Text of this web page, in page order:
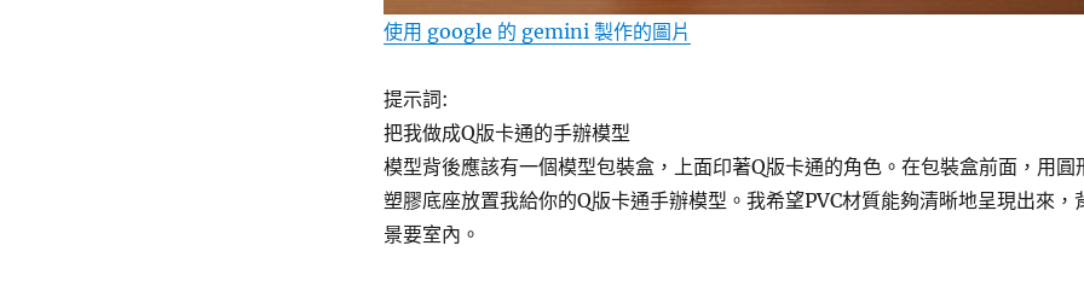
使用 google 的 gemini 製作的圖片
提示詞:
把我做成Q版卡通的手辦模型
模型背後應該有一個模型包裝盒，上面印著Q版卡通的角色。在包裝盒前面，用圓
塑膠底座放置我給你的Q版卡通手辦模型。我希望PVC材質能夠清晰地呈現出來，
景要室內。